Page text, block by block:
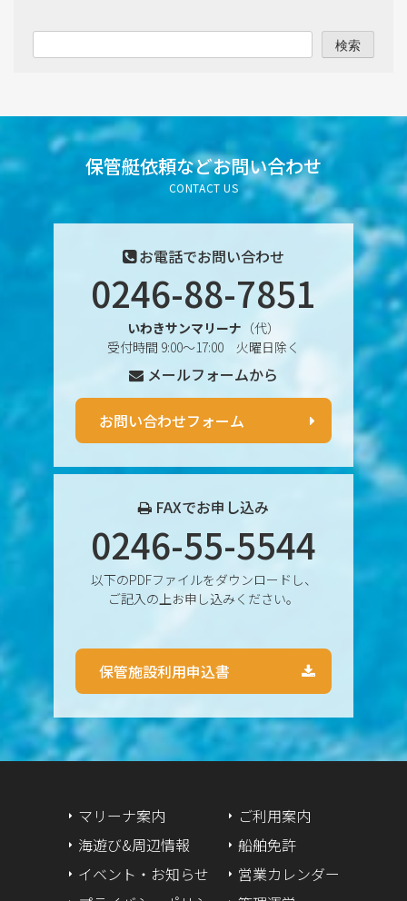
2025年9月
2025年7月
2025年6月
2025年5月
2025年3月
2024年12月
2024年11月
2024年9月
2024年8月
2024年6月
2024年5月
2024年4月
2024年2月
検索
保管艇依頼などお問い合わせ
CONTACT US
お電話でお問い合わせ
0246-88-7851
いわきサンマリーナ （代）
受付時間 9:00〜17:00 火曜日除く
メールフォームから
お問い合わせフォーム
FAXでお申し込み
0246-55-5544
以下のPDFファイルをダウンロードし、
ご記入の上お申し込みください。
保管施設利用申込書
マリーナ案内
海遊び&周辺情報
イベント・お知らせ
ご利用案内
船舶免許
営業カレンダー